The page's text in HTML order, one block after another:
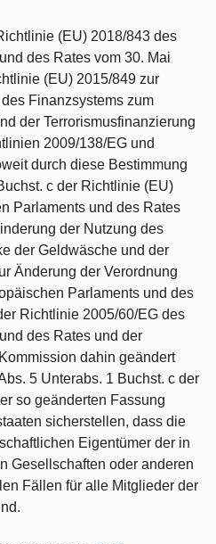
(EU) 2018/843 des
des Rates vom 30. Mai
(EU) 2015/849 zur
Finanzsystems zum
der Terrorismusfinanzierung
2009/138/EG und
durch diese Bestimmung
c der Richtlinie (EU)
Parlaments und des Rates
der Nutzung des
der Geldwäsche und der
Änderung der Verordnung
Parlaments und des
Richtlinie 2005/60/EG des
des Rates und der
dahin geändert
5 Unterabs. 1 Buchst. c der
so geänderten Fassung
sicherstellen, dass die
Eigentümer der in
Gesellschaften oder anderen
Fällen für alle Mitglieder der